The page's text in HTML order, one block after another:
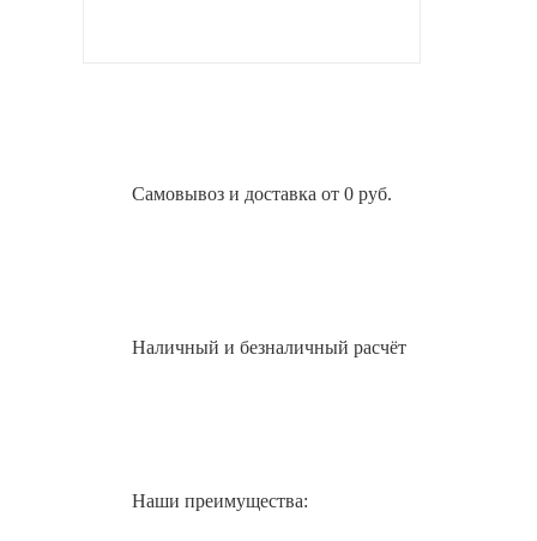
Самовывоз и доставка от 0 руб.
Наличный и безналичный расчёт
Наши преимущества: